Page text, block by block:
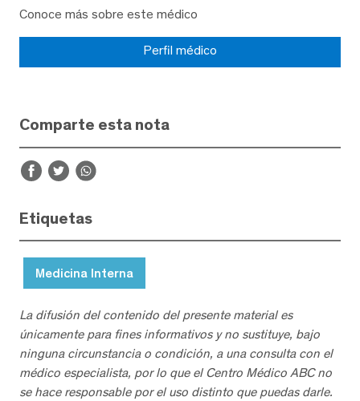
Conoce más sobre este médico
Perfil médico
Comparte esta nota
Etiquetas
Medicina Interna
La difusión del contenido del presente material es
únicamente para fines informativos y no sustituye, bajo
ninguna circunstancia o condición, a una consulta con el
médico especialista, por lo que el Centro Médico ABC no
se hace responsable por el uso distinto que puedas darle.